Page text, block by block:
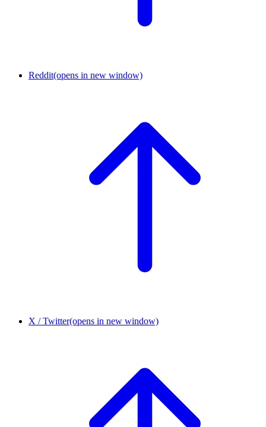
Reddit(opens in new window)
X / Twitter(opens in new window)